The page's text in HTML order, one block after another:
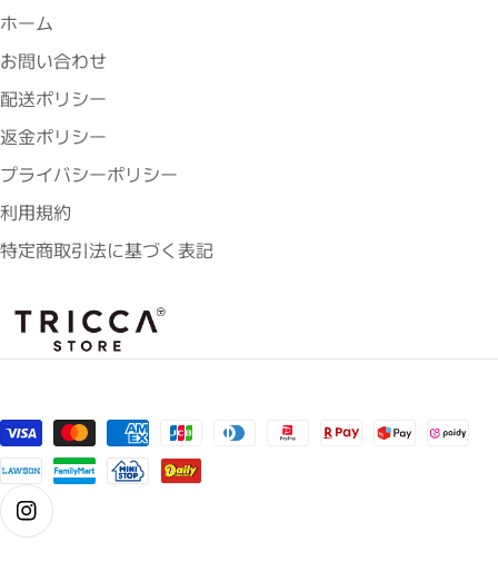
ホーム
お問い合わせ
配送ポリシー
返金ポリシー
プライバシーポリシー
利用規約
特定商取引法に基づく表記
支払い方法
Instagram